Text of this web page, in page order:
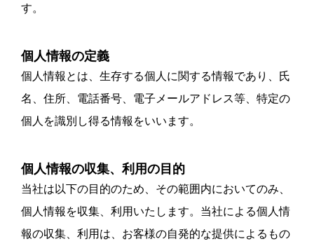
す。
個人情報の定義
個人情報とは、生存する個人に関する情報であり、氏
名、住所、電話番号、電子メールアドレス等、特定の
個人を識別し得る情報をいいます。
個人情報の収集、利用の目的
当社は以下の目的のため、その範囲内においてのみ、
個人情報を収集、利用いたします。当社による個人情
報の収集、利用は、お客様の自発的な提供によるもの